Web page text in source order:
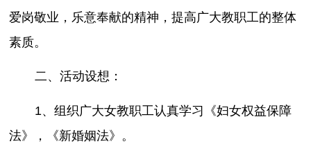
爱岗敬业，乐意奉献的精神，提高广大教职工的整体
素质。
二、活动设想：
1、组织广大女教职工认真学习《妇女权益保障
法》，《新婚姻法》。